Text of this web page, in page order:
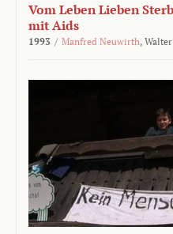
Vom Leben Lieben
mit Aids
1993 / Manfred Neuwirth,